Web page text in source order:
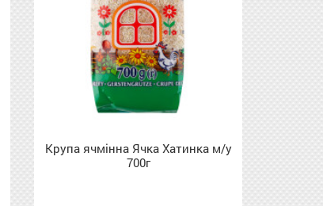
Крупа ячмінна Ячка Хатинка м/у
700г